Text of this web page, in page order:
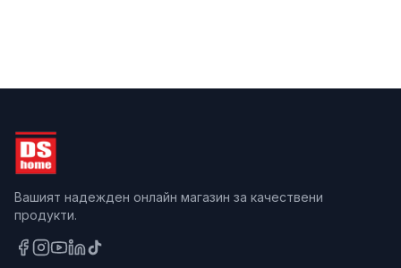
Вашият надежден онлайн магазин за качествени
продукти.